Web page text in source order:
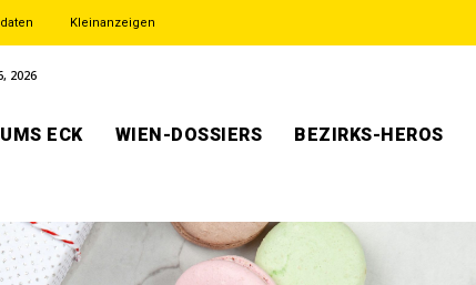
Kleinanzeigen
2026
ECK WIEN-DOSSIERS BEZIRKS-HEROS